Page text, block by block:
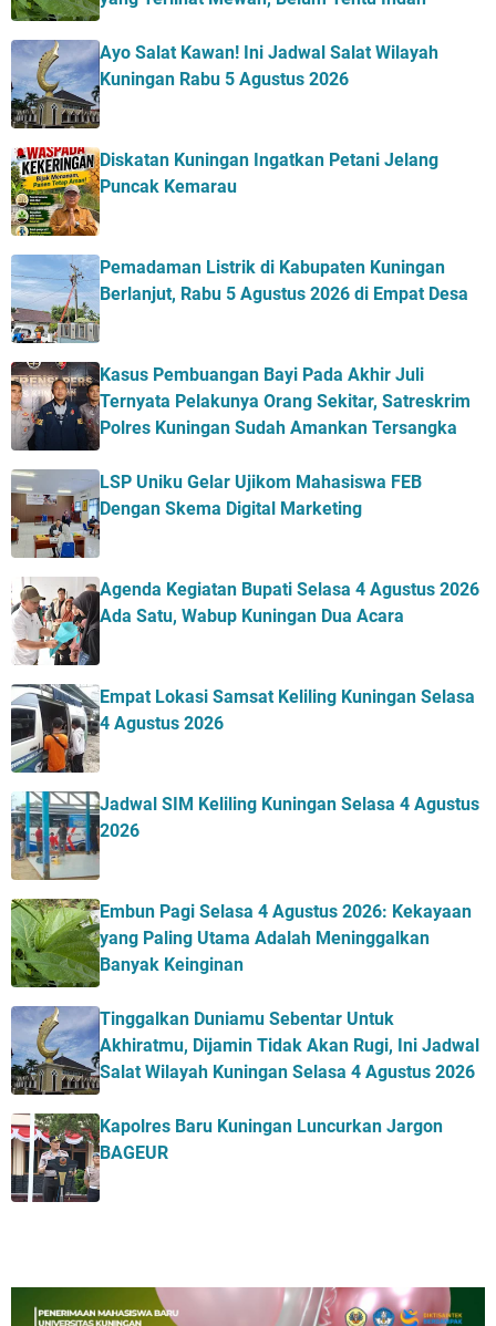
Ayo Salat Kawan! Ini Jadwal Salat Wilayah
Kuningan Rabu 5 Agustus 2026
Diskatan Kuningan Ingatkan Petani Jelang
Puncak Kemarau
Pemadaman Listrik di Kabupaten Kuningan
Berlanjut, Rabu 5 Agustus 2026 di Empat Desa
Kasus Pembuangan Bayi Pada Akhir Juli
Ternyata Pelakunya Orang Sekitar, Satreskrim
Polres Kuningan Sudah Amankan Tersangka
LSP Uniku Gelar Ujikom Mahasiswa FEB
Dengan Skema Digital Marketing
Agenda Kegiatan Bupati Selasa 4 Agustus 2026
Ada Satu, Wabup Kuningan Dua Acara
Empat Lokasi Samsat Keliling Kuningan Selasa
4 Agustus 2026
Jadwal SIM Keliling Kuningan Selasa 4 Agustus
2026
Embun Pagi Selasa 4 Agustus 2026: Kekayaan
yang Paling Utama Adalah Meninggalkan
Banyak Keinginan
Tinggalkan Duniamu Sebentar Untuk
Akhiratmu, Dijamin Tidak Akan Rugi, Ini Jadwal
Salat Wilayah Kuningan Selasa 4 Agustus 2026
Kapolres Baru Kuningan Luncurkan Jargon
BAGEUR